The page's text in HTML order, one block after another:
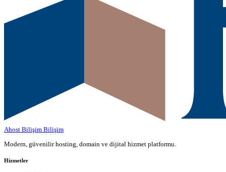
Ahost Bilişim Bilişim
Modern, güvenilir hosting, domain ve dijital hizmet platformu.
Hizmetler